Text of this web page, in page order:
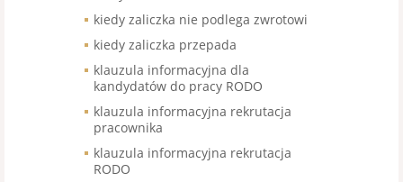
kiedy zaliczka nie podlega zwrotowi
kiedy zaliczka przepada
klauzula informacyjna dla
kandydatów do pracy RODO
klauzula informacyjna rekrutacja
pracownika
klauzula informacyjna rekrutacja
RODO